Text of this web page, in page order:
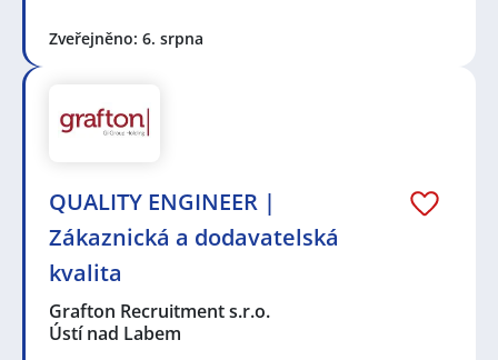
Zveřejněno: 6. srpna
QUALITY ENGINEER |
Zákaznická a dodavatelská
kvalita
Grafton Recruitment s.r.o.
Ústí nad Labem